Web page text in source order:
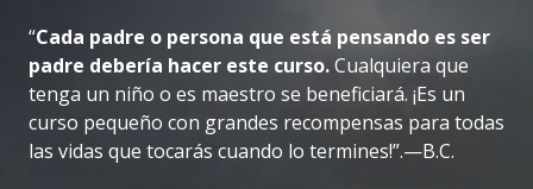
“Cada padre o persona que está pensando es ser
padre debería hacer este curso.Cualquiera que
tenga un niño o es maestro se beneficiará. ¡Es un
curso pequeño con grandes recompensas para todas
las vidas que tocarás cuando lo termines!”.—B.C.